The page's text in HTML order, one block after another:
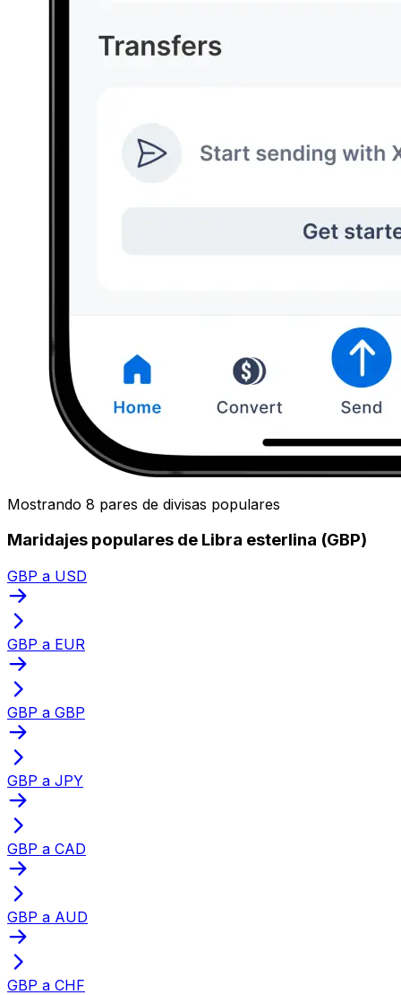
Mostrando 8 pares de divisas populares
Maridajes populares de Libra esterlina (GBP)
GBP a USD
GBP a EUR
GBP a GBP
GBP a JPY
GBP a CAD
GBP a AUD
GBP a CHF